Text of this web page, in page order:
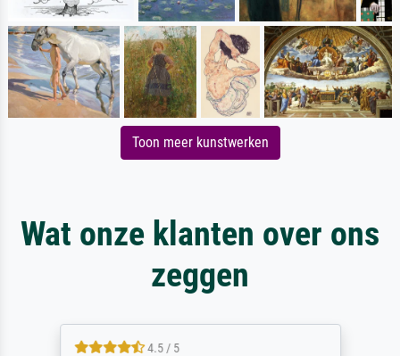
Toon meer kunstwerken
Wat onze klanten over ons
zeggen
4.5 / 5